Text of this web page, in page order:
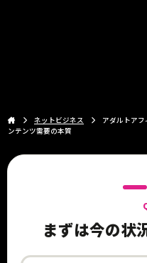
ネットビジネス
アダルトアフ
ンテンツ需要の本質
まずは今の状